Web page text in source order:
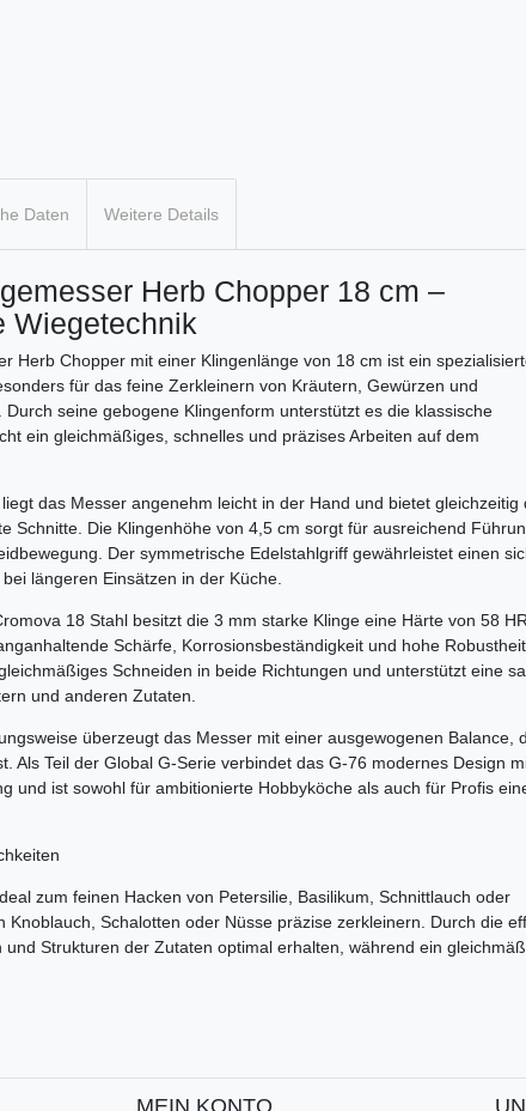
Daten Weitere Details
Herb Chopper 18 cm –
Wiegetechnik
Herb Chopper mit einer Klingenlänge von 18 cm ist ein
für das feine Zerkleinern von Kräutern, Gewürzen und
seine gebogene Klingenform unterstützt es die klassische
ein gleichmäßiges, schnelles und präzises Arbeiten auf dem
das Messer angenehm leicht in der Hand und bietet gleichzeitig
Schnitte. Die Klingenhöhe von 4,5 cm sorgt für ausreichend
Der symmetrische Edelstahlgriff gewährleistet einen
längeren Einsätzen in der Küche.
18 Stahl besitzt die 3 mm starke Klinge eine Härte von 58
Schärfe, Korrosionsbeständigkeit und hohe
Schneiden in beide Richtungen und unterstützt eine
und anderen Zutaten.
überzeugt das Messer mit einer ausgewogenen Balance,
Als Teil der Global G-Serie verbindet das G-76 modernes Design
und ist sowohl für ambitionierte Hobbyköche als auch für Profis
zum feinen Hacken von Petersilie, Basilikum, Schnittlauch oder
Knoblauch, Schalotten oder Nüsse präzise zerkleinern. Durch die
und Strukturen der Zutaten optimal erhalten, während ein
MEIN KONTO